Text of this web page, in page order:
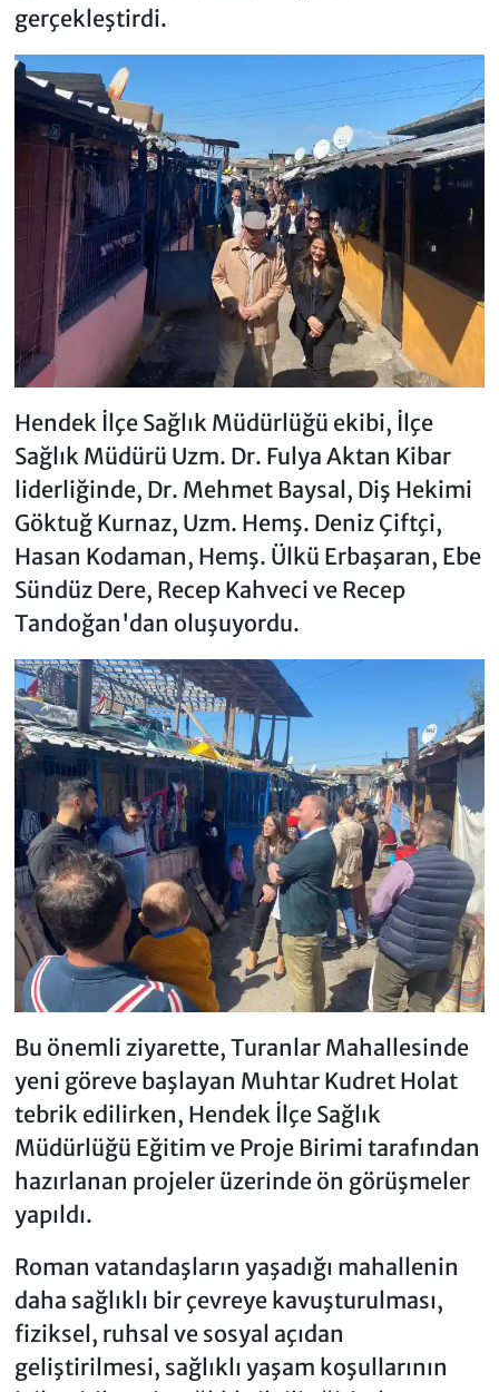
gerçekleştirdi.
Hendek İlçe Sağlık Müdürlüğü ekibi, İlçe
Sağlık Müdürü Uzm. Dr. Fulya Aktan Kibar
liderliğinde, Dr. Mehmet Baysal, Diş Hekimi
Göktuğ Kurnaz, Uzm. Hemş. Deniz Çiftçi,
Hasan Kodaman, Hemş. Ülkü Erbaşaran, Ebe
Sündüz Dere, Recep Kahveci ve Recep
Tandoğan'dan oluşuyordu.
Bu önemli ziyarette, Turanlar Mahallesinde
yeni göreve başlayan Muhtar Kudret Holat
tebrik edilirken, Hendek İlçe Sağlık
Müdürlüğü Eğitim ve Proje Birimi tarafından
hazırlanan projeler üzerinde ön görüşmeler
yapıldı.
Roman vatandaşların yaşadığı mahallenin
daha sağlıklı bir çevreye kavuşturulması,
fiziksel, ruhsal ve sosyal açıdan
geliştirilmesi, sağlıklı yaşam koşullarının